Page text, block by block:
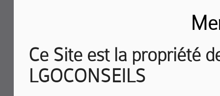
Ce Site est la propriété
LGOCONSEILS